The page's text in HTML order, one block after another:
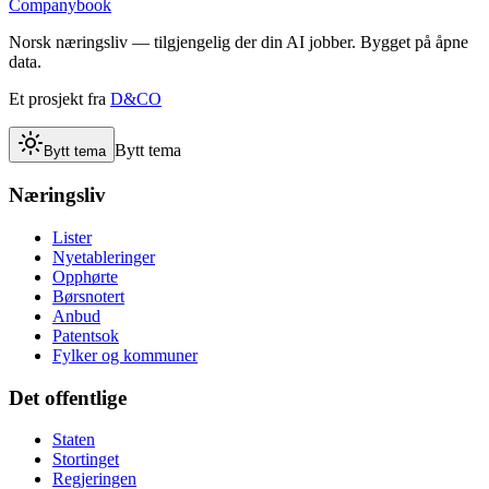
Companybook
Norsk næringsliv — tilgjengelig der din AI jobber. Bygget på åpne
data.
Et prosjekt fra D&CO
Bytt tema Bytt tema
Næringsliv
Lister
Nyetableringer
Opphørte
Børsnotert
Anbud
Patentsok
Fylker og kommuner
Det offentlige
Staten
Stortinget
Regjeringen